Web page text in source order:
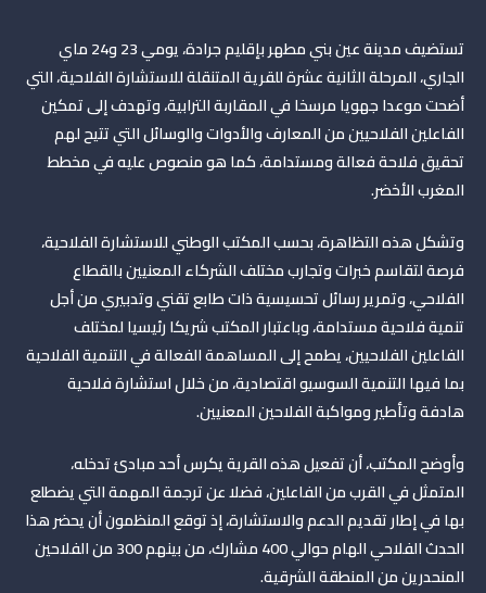
تستضيف مدينة عين بني مطهر بإقليم جرادة، يومي 23 و24 ماي
الجاري، المرحلة الثانية عشرة للقرية المتنقلة للاستشارة الفلاحية، التي
أضحت موعدا جهويا مرسخا في المقاربة الترابية،وتهدف إلى تمكين
الفاعلين الفلاحيين من المعارف والأدوات والوسائل التي تتيح لهم
تحقيق فلاحة فعالة ومستدامة، كما هو منصوص عليه في مخطط
المغرب الأخضر.
وتشكل هذه التظاهرة، بحسب المكتب الوطني للاستشارة الفلاحية،
فرصة لتقاسم خبرات وتجارب مختلف الشركاء المعنيين بالقطاع
الفلاحي، وتمرير رسائل تحسيسية ذات طابع تقني وتدبيري من أجل
تنمية فلاحية مستدامة، وباعتبار المكتب شريكا رئيسيا لمختلف
الفاعلين الفلاحيين، يطمح إلى المساهمة الفعالة في التنمية الفلاحية
بما فيها التنمية السوسيو اقتصادية، من خلال استشارة فلاحية
هادفة وتأطير ومواكبة الفلاحين المعنيين.
وأوضح المكتب، أن تفعيل هذه القرية يكرس أحد مبادئ تدخله،
المتمثل في القرب من الفاعلين، فضلا عن ترجمة المهمة التي يضطلع
بها في إطار تقديم الدعم والاستشارة،إذ توقع المنظمون أن يحضر هذا
الحدث الفلاحي الهام حوالي 400 مشارك، من بينهم 300 من الفلاحين
المنحدرين من المنطقة الشرقية.